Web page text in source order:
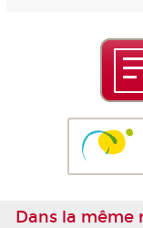
Dans la même